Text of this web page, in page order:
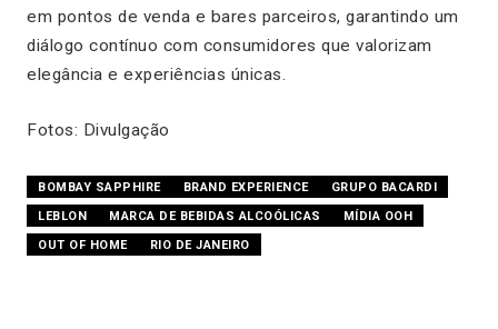
em pontos de venda e bares parceiros, garantindo um
diálogo contínuo com consumidores que valorizam
elegância e experiências únicas.
Fotos: Divulgação
BOMBAY SAPPHIRE BRAND EXPERIENCE
GRUPO BACARDI
LEBLON
MARCA DE BEBIDAS ALCOÓLICAS
MÍDIA OOH
OUT OF HOME
RIO DE JANEIRO